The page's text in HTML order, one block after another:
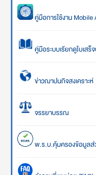
คู่มือการใช้งาน
คู่มือระบบเรียกดูใบเสร็
ข่าวฌาปนกิจสงเคราะห์
จรรยาบรรณ
พ.ร.บ.คุ้มครองข้อมูลส่